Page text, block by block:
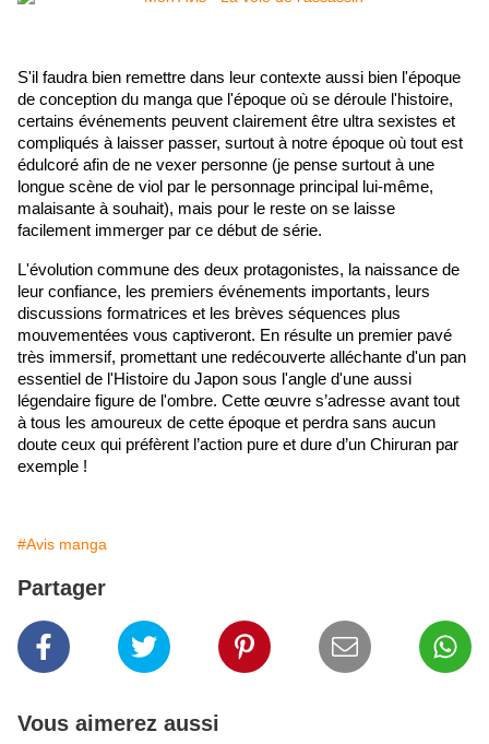
S'il faudra bien remettre dans leur contexte aussi bien l'époque
de conception du manga que l'époque où se déroule l'histoire,
certains événements peuvent clairement être ultra sexistes et
compliqués à laisser passer, surtout à notre époque où tout est
édulcoré afin de ne vexer personne (je pense surtout à une
longue scène de viol par le personnage principal lui-même,
malaisante à souhait), mais pour le reste on se laisse
facilement immerger par ce début de série.
L'évolution commune des deux protagonistes, la naissance de
leur confiance, les premiers événements importants, leurs
discussions formatrices et les brèves séquences plus
mouvementées vous captiveront. En résulte un premier pavé
très immersif, promettant une redécouverte alléchante d'un pan
essentiel de l'Histoire du Japon sous l'angle d'une aussi
légendaire figure de l'ombre. Cette œuvre s’adresse avant tout
à tous les amoureux de cette époque et perdra sans aucun
doute ceux qui préfèrent l’action pure et dure d’un Chiruran par
exemple !
#Avis manga
Partager
Vous aimerez aussi